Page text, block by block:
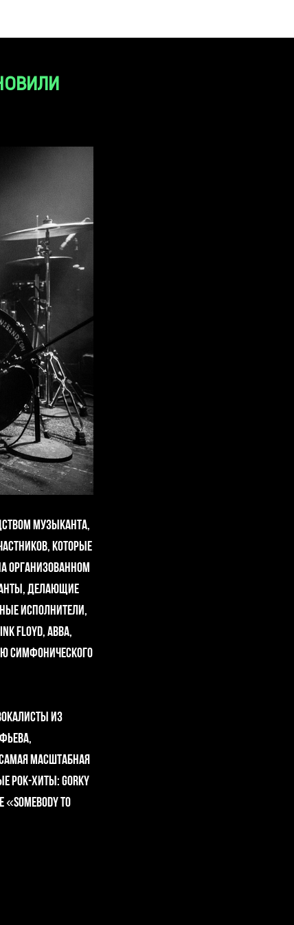
музыканта,
которые
организованном
делающие
исполнители,
Floyd, ABBA,
симфонического
из
масштабная
рок-хиты: Gorky
To